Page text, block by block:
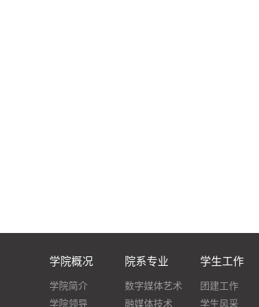
学院概况
学院简介
学院领导
院系专业
数字媒体艺术
融媒体技术
学生工作
团建工作
学生风采